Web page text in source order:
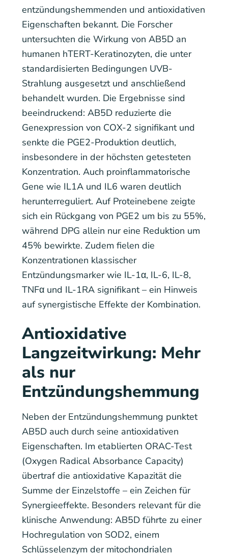
entzündungshemmenden und antioxidativen
Eigenschaften bekannt. Die Forscher
untersuchten die Wirkung von AB5D an
humanen hTERT-Keratinozyten, die unter
standardisierten Bedingungen UVB-
Strahlung ausgesetzt und anschließend
behandelt wurden. Die Ergebnisse sind
beeindruckend: AB5D reduzierte die
Genexpression von COX-2 signifikant und
senkte die PGE2-Produktion deutlich,
insbesondere in der höchsten getesteten
Konzentration. Auch proinflammatorische
Gene wie IL1A und IL6 waren deutlich
herunterreguliert. Auf Proteinebene zeigte
sich ein Rückgang von PGE2 um bis zu 55%,
während DPG allein nur eine Reduktion um
45% bewirkte. Zudem fielen die
Konzentrationen klassischer
Entzündungsmarker wie IL-1α, IL-6, IL-8,
TNFα und IL-1RA signifikant – ein Hinweis
auf synergistische Effekte der Kombination.
Antioxidative
Langzeitwirkung: Mehr
als nur
Entzündungshemmung
Neben der Entzündungshemmung punktet
AB5D auch durch seine antioxidativen
Eigenschaften. Im etablierten ORAC-Test
(Oxygen Radical Absorbance Capacity)
übertraf die antioxidative Kapazität die
Summe der Einzelstoffe – ein Zeichen für
Synergieeffekte. Besonders relevant für die
klinische Anwendung: AB5D führte zu einer
Hochregulation von SOD2, einem
Schlüsselenzym der mitochondrialen